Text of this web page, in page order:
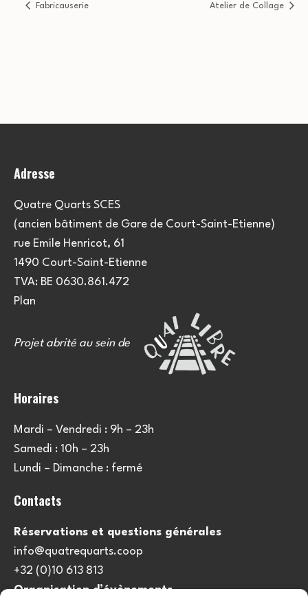
Fabricauserie Atelier de Collage
Adresse
Quatre Quarts SCES
(ancien bâtiment de Gare de Court-Saint-Etienne)
rue Emile Henricot, 61
1490 Court-Saint-Etienne
TVA: BE 0630.861.472
Plan
Projet abrité au sein de
Horaires
Mardi – Vendredi : 9h – 23h
Samedi : 10h – 23h
Lundi – Dimanche : fermé
Contacts
Réservations et questions générales
info@quatrequarts.coop
+32 (0)10 613 813
Organisation d’évènements